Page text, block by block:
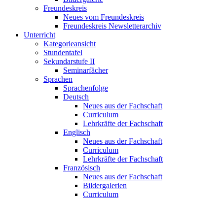
Freundeskreis
Neues vom Freundeskreis
Freundeskreis Newsletterarchiv
Unterricht
Kategorieansicht
Stundentafel
Sekundarstufe II
Seminarfächer
Sprachen
Sprachenfolge
Deutsch
Neues aus der Fachschaft
Curriculum
Lehrkräfte der Fachschaft
Englisch
Neues aus der Fachschaft
Curriculum
Lehrkräfte der Fachschaft
Französisch
Neues aus der Fachschaft
Bildergalerien
Curriculum